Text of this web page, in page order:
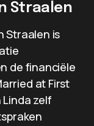
Straalen
Straalen is
de financiële
at First
zelf